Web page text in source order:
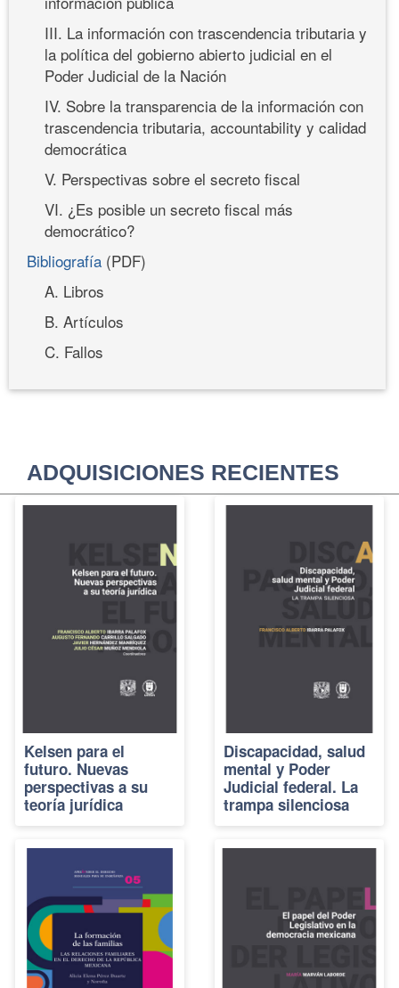
III. La información con trascendencia tributaria y
la política del gobierno abierto judicial en el
Poder Judicial de la Nación
IV. Sobre la transparencia de la información con
trascendencia tributaria, accountability y calidad
democrática
V. Perspectivas sobre el secreto fiscal
VI. ¿Es posible un secreto fiscal más
democrático?
Bibliografía (PDF)
A. Libros
B. Artículos
C. Fallos
ADQUISICIONES RECIENTES
Kelsen para el
futuro. Nuevas
perspectivas a su
teoría jurídica
Discapacidad, salud
mental y Poder
Judicial federal. La
trampa silenciosa